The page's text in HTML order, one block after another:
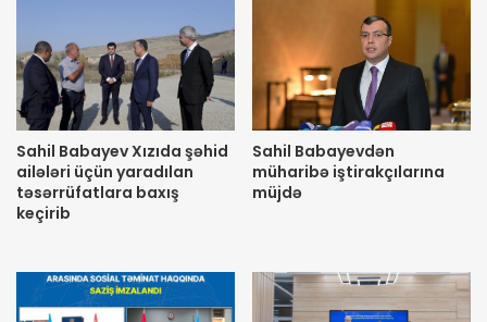
Sahil Babayev Xızıda şəhid
ailələri üçün yaradılan
təsərrüfatlara baxış
keçirib
Sahil Babayevdən
müharibə iştirakçılarına
müjdə